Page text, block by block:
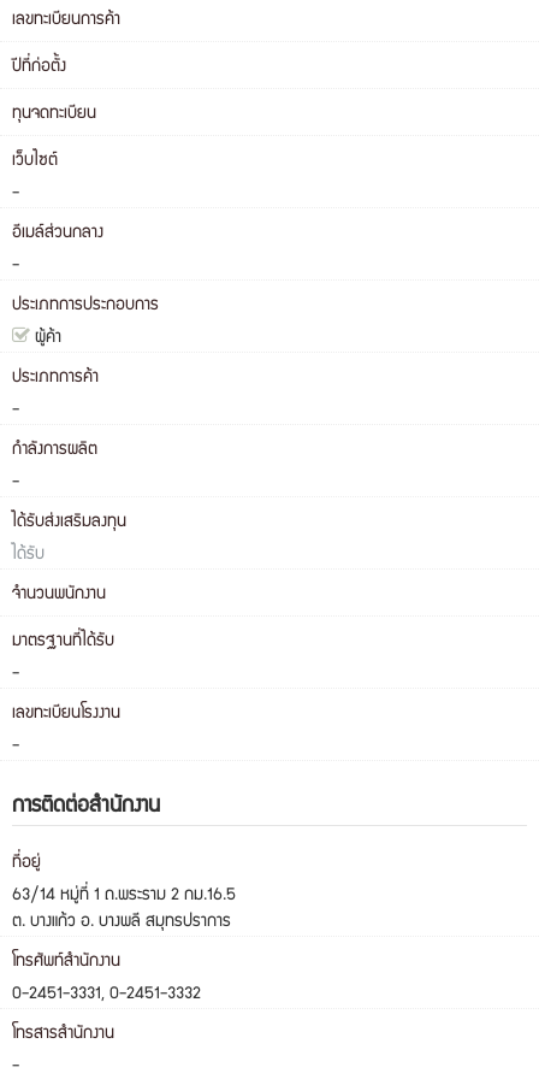
เลขทะเบียนการค้า
ปีที่ก่อตั้ง
ทุนจดทะเบียน
เว็บไซต์
-
อีเมล์ส่วนกลาง
-
ประเภทการประกอบการ
ผู้ค้า
ประเภทการค้า
-
กำลังการผลิต
-
ได้รับส่งเสริมลงทุน
ได้รับ
จำนวนพนักงาน
มาตรฐานที่ได้รับ
-
เลขทะเบียนโรงงาน
-
การติดต่อสำนักงาน
ที่อยู่
63/14 หมู่ที่ 1 ถ.พระราม 2 กม.16.5
ต. บางแก้ว อ. บางพลี สมุทรปราการ
โทรศัพท์สำนักงาน
0-2451-3331, 0-2451-3332
โทรสารสำนักงาน
-